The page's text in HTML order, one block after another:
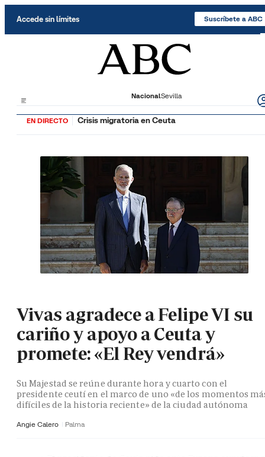
Accede sin límites Suscríbete a ABC
NacionalSevilla
EN DIRECTO Crisis migratoria en Ceuta
Vivas agradece a Felipe VI su
cariño y apoyo a Ceuta y
promete: «El Rey vendrá»
Su Majestad se reúne durante hora y cuarto con el
presidente ceutí en el marco de uno «de los momentos
difíciles de la historia reciente» de la ciudad autónoma
Angie Calero Palma